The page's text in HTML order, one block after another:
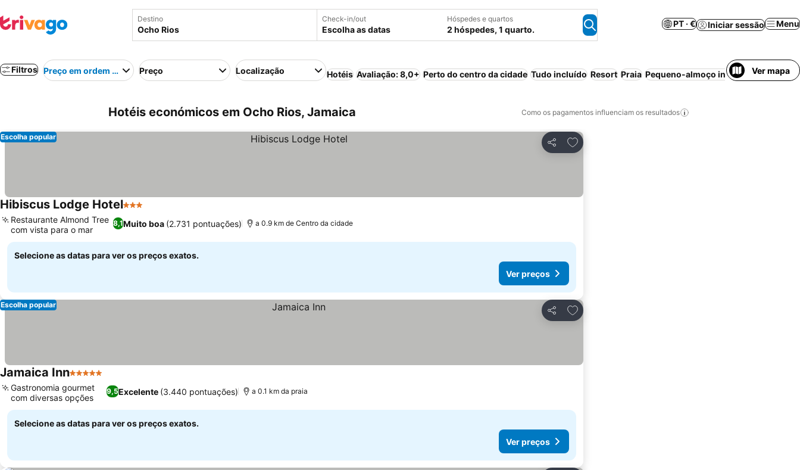
Destino Check-in/out
Escolha as datas
Hóspedes e quartos
2 hóspedes, 1 quarto.
PT · € Iniciar sessão Menu
Filtros Preço em ordem crescentePreço Localização Hotéis Avaliação: 8,0+ Perto do centro da cidade Tudo incluído Resort Praia Pequeno-almoço incluído Piscina Ar
Ver mapa
Hotéis económicos em Ocho Rios, Jamaica Como os pagamentos influenciam os resultados
Partilhar
Adicionar aos favoritos
Escolha popular
Hibiscus Lodge Hotel3 Estrelas
8,1Muito boa (2.731 pontuações)
Restaurante Almond Tree
com vista para o mar
a 0.9 km de Centro da cidade
Selecione as datas para ver os preços exatos.
Ver preços
Partilhar
Adicionar aos favoritos
Escolha popular
Jamaica Inn5 Estrelas
9,5Excelente (3.440 pontuações)
Gastronomia gourmet
com diversas opções
a 0.1 km da praia
Selecione as datas para ver os preços exatos.
Ver preços